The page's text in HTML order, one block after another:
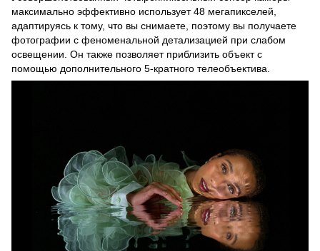
максимально эффективно использует 48 мегапикселей,
адаптируясь к тому, что вы снимаете, поэтому вы получаете
фотографии с феноменальной детализацией при слабом
освещении. Он также позволяет приблизить объект с
помощью дополнительного 5-кратного телеобъектива.